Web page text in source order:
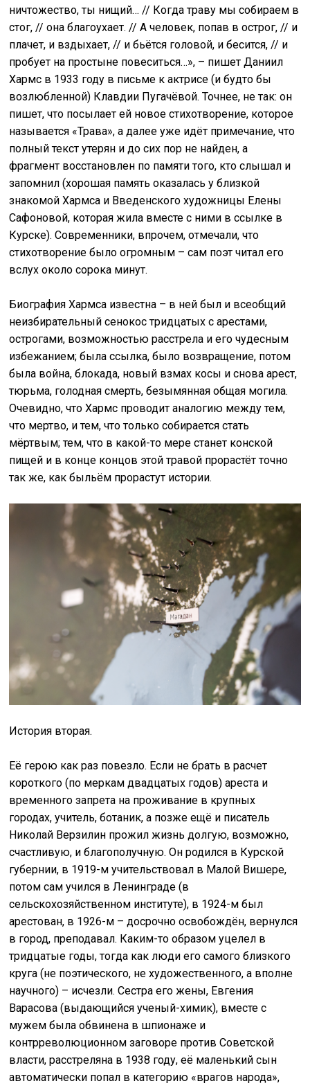
ничтожество, ты нищий… // Когда траву мы собираем в
стог, // она благоухает. // А человек, попав в острог, // и
плачет, и вздыхает, // и бьётся головой, и бесится, // и
пробует на простыне повеситься…», – пишет Даниил
Хармс в 1933 году в письме к актрисе (и будто бы
возлюбленной) Клавдии Пугачёвой. Точнее, не так: он
пишет, что посылает ей новое стихотворение, которое
называется «Трава», а далее уже идёт примечание, что
полный текст утерян и до сих пор не найден, а
фрагмент восстановлен по памяти того, кто слышал и
запомнил (хорошая память оказалась у близкой
знакомой Хармса и Введенского художницы Елены
Сафоновой, которая жила вместе с ними в ссылке в
Курске). Современники, впрочем, отмечали, что
стихотворение было огромным – сам поэт читал его
вслух около сорока минут.
Биография Хармса известна – в ней был и всеобщий
неизбирательный сенокос тридцатых с арестами,
острогами, возможностью расстрела и его чудесным
избежанием; была ссылка, было возвращение, потом
была война, блокада, новый взмах косы и снова арест,
тюрьма, голодная смерть, безымянная общая могила.
Очевидно, что Хармс проводит аналогию между тем,
что мертво, и тем, что только собирается стать
мёртвым; тем, что в какой-то мере станет конской
пищей и в конце концов этой травой прорастёт точно
так же, как быльём прорастут истории.
История вторая.
Её герою как раз повезло. Если не брать в расчет
короткого (по меркам двадцатых годов) ареста и
временного запрета на проживание в крупных
городах, учитель, ботаник, а позже ещё и писатель
Николай Верзилин прожил жизнь долгую, возможно,
счастливую, и благополучную. Он родился в Курской
губернии, в 1919-м учительствовал в Малой Вишере,
потом сам учился в Ленинграде (в
сельскохозяйственном институте), в 1924-м был
арестован, в 1926-м – досрочно освобождён, вернулся
в город, преподавал. Каким-то образом уцелел в
тридцатые годы, тогда как люди его самого близкого
круга (не поэтического, не художественного, а вполне
научного) – исчезли. Сестра его жены, Евгения
Варасова (выдающийся ученый-химик), вместе с
мужем была обвинена в шпионаже и
контрреволюционном заговоре против Советской
власти, расстреляна в 1938 году, её маленький сын
автоматически попал в категорию «врагов народа»,